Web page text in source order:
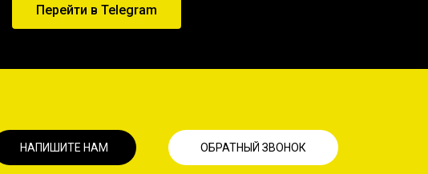
Перейти в Telegram
НАПИШИТЕ НАМ ОБРАТНЫЙ ЗВОНОК